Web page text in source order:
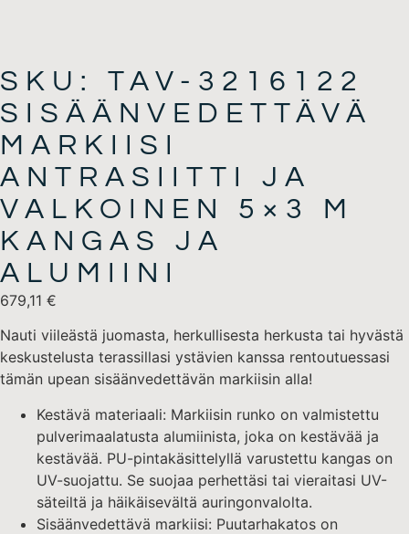
SKU: TAV-3216122
SISÄÄNVEDETTÄVÄ
MARKIISI
ANTRASIITTI JA
VALKOINEN 5×3 M
KANGAS JA
ALUMIINI
679,11 €
Nauti viileästä juomasta, herkullisesta herkusta tai hyvästä
keskustelusta terassillasi ystävien kanssa rentoutuessasi
tämän upean sisäänvedettävän markiisin alla!
Kestävä materiaali: Markiisin runko on valmistettu
pulverimaalatusta alumiinista, joka on kestävää ja
kestävää. PU-pintakäsittelyllä varustettu kangas on
UV-suojattu. Se suojaa perhettäsi tai vieraitasi UV-
säteiltä ja häikäisevältä auringonvalolta.
Sisäänvedettävä markiisi: Puutarhakatos on